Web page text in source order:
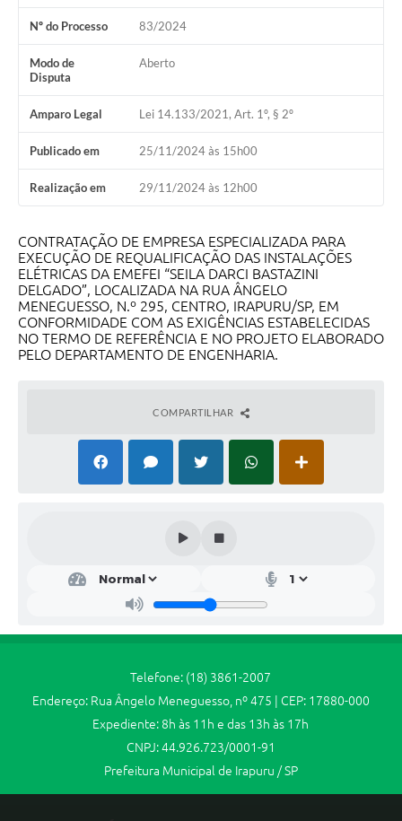
Turismo
Obras
Galeria de Vídeos
Secretarias
Projetos
Contas Públicas
Links
Serviços Online
Telefones Úteis
A Prefeitura
Nº do Processo 83/2024
Modo de
Disputa
Aberto
Amparo Legal Lei 14.133/2021, Art. 1º, § 2º
Publicado em 25/11/2024 às 15h00
Realização em 29/11/2024 às 12h00
CONTRATAÇÃO DE EMPRESA ESPECIALIZADA PARA
EXECUÇÃO DE REQUALIFICAÇÃO DAS INSTALAÇÕES
ELÉTRICAS DA EMEFEI “SEILA DARCI BASTAZINI
DELGADO”, LOCALIZADA NA RUA ÂNGELO
MENEGUESSO, N.º 295, CENTRO, IRAPURU/SP, EM
CONFORMIDADE COM AS EXIGÊNCIAS ESTABELECIDAS
NO TERMO DE REFERÊNCIA E NO PROJETO ELABORADO
PELO DEPARTAMENTO DE ENGENHARIA.
COMPARTILHAR
Telefone: (18) 3861-2007
Endereço: Rua Ângelo Meneguesso, nº 475 | CEP: 17880-000
Expediente: 8h às 11h e das 13h às 17h
CNPJ: 44.926.723/0001-91
Prefeitura Municipal de Irapuru / SP